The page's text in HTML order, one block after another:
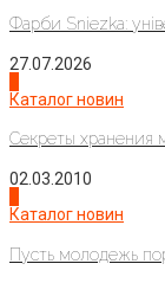
Фарби Sniezka:
27.07.2026
Каталог новин
Секреты хранения
02.03.2010
Каталог новин
Пусть молодежь